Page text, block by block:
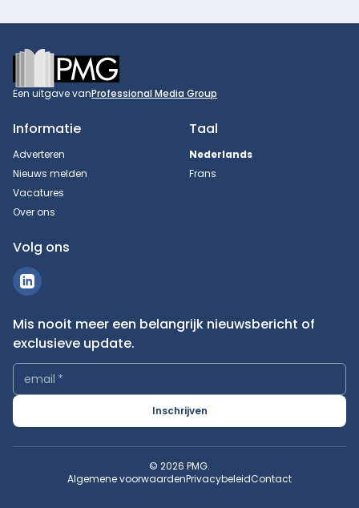
Footer
Een uitgave vanProfessional Media Group
Informatie
Adverteren
Nieuws melden
Vacatures
Over ons
Taal
Nederlands
Frans
Volg ons
Mis nooit meer een belangrijk nieuwsbericht of
exclusieve update.
email *
Inschrijven
© 2026 PMG.
Algemene voorwaardenPrivacybeleidContact